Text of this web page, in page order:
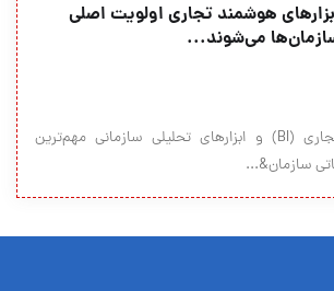
هوشمند تجاری اولویت اصلی
می‌شوند...
ابزارهای هوشمند تجاری (BI) و ابزارهای تحلیلی سازمانی مهم‌ترین
سازمان&...